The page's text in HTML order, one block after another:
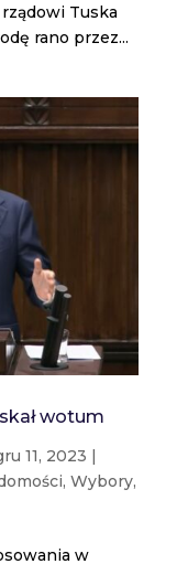
Tuska
rano przez...
wotum
11, 2023 |
, Wybory,
w